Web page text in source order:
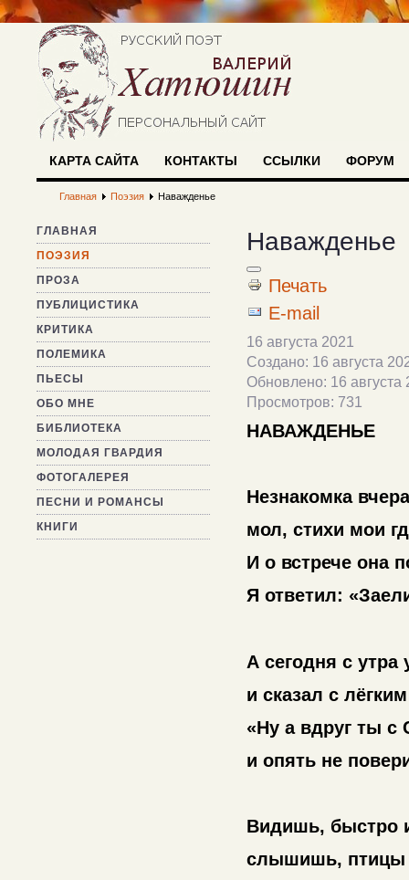
КАРТА САЙТА КОНТАКТЫ ССЫЛКИ ФОРУМ
Главная Поэзия Наважденье
ГЛАВНАЯ
ПОЭЗИЯ
ПРОЗА
ПУБЛИЦИСТИКА
КРИТИКА
ПОЛЕМИКА
ПЬЕСЫ
ОБО МНЕ
БИБЛИОТЕКА
МОЛОДАЯ ГВАРДИЯ
ФОТОГАЛЕРЕЯ
ПЕСНИ И РОМАНСЫ
КНИГИ
Наважденье
Печать
E-mail
16 августа 2021
Создано: 16 августа
Обновлено: 16 августа
Просмотров: 731
НАВАЖДЕНЬЕ
Незнакомка
мол, стихи мои
И о встрече она
Я ответил:
А сегодня с утра
и сказал с
«Ну а вдруг ты с
и опять не
Видишь, быстро
слышишь, птицы